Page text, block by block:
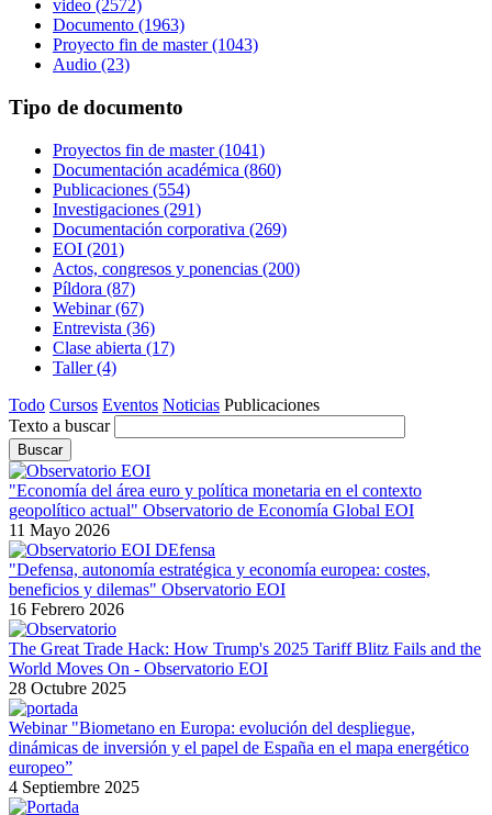
video (2572)
Documento (1963)
Proyecto fin de master (1043)
Audio (23)
Tipo de documento
Proyectos fin de master (1041)
Documentación académica (860)
Publicaciones (554)
Investigaciones (291)
Documentación corporativa (269)
EOI (201)
Actos, congresos y ponencias (200)
Píldora (87)
Webinar (67)
Entrevista (36)
Clase abierta (17)
Taller (4)
Todo Cursos Eventos Noticias Publicaciones
Texto a buscar
"Economía del área euro y política monetaria en el contexto
geopolítico actual" Observatorio de Economía Global EOI
11 Mayo 2026
"Defensa, autonomía estratégica y economía europea: costes,
beneficios y dilemas" Observatorio EOI
16 Febrero 2026
The Great Trade Hack: How Trump's 2025 Tariff Blitz Fails and the
World Moves On - Observatorio EOI
28 Octubre 2025
Webinar "Biometano en Europa: evolución del despliegue,
dinámicas de inversión y el papel de España en el mapa energético
europeo”
4 Septiembre 2025